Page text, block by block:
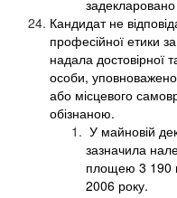
Кандидат не
професійної етики
надала достовірної
особи,
або місцевого
обізнаною.
У майновій
зазначила
площею 3 190
2006 року.